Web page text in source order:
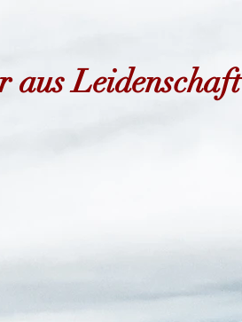
aus Leidenschaft